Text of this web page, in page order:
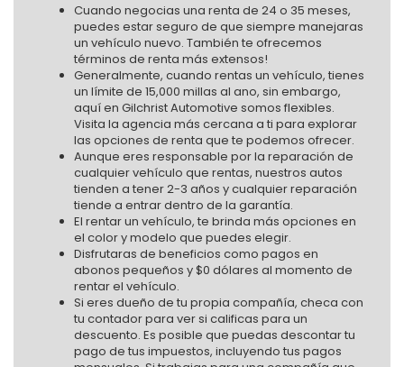
Cuando negocias una renta de 24 o 35 meses,
puedes estar seguro de que siempre manejaras
un vehículo nuevo. También te ofrecemos
términos de renta más extensos!
Generalmente, cuando rentas un vehículo, tienes
un límite de 15,000 millas al ano, sin embargo,
aquí en Gilchrist Automotive somos flexibles.
Visita la agencia más cercana a ti para explorar
las opciones de renta que te podemos ofrecer.
Aunque eres responsable por la reparación de
cualquier vehículo que rentas, nuestros autos
tienden a tener 2-3 años y cualquier reparación
tiende a entrar dentro de la garantía.
El rentar un vehículo, te brinda más opciones en
el color y modelo que puedes elegir.
Disfrutaras de beneficios como pagos en
abonos pequeños y $0 dólares al momento de
rentar el vehículo.
Si eres dueño de tu propia compañía, checa con
tu contador para ver si calificas para un
descuento. Es posible que puedas descontar tu
pago de tus impuestos, incluyendo tus pagos